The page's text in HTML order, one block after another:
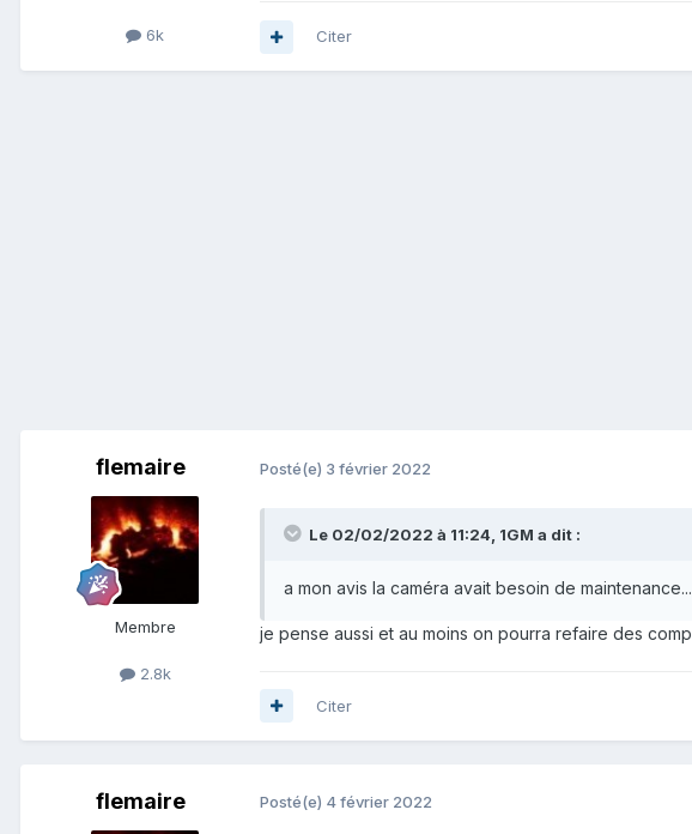
6k Citer
flemaire
Membre
2.8k
Posté(e) 3 février 2022
Le 02/02/2022 à 11:24, 1GM a dit :
a mon avis la caméra avait besoin de
je pense aussi et au moins on pourra refaire des
Citer
flemaire Posté(e) 4 février 2022